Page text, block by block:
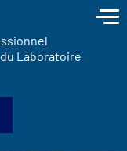
Laboratoire